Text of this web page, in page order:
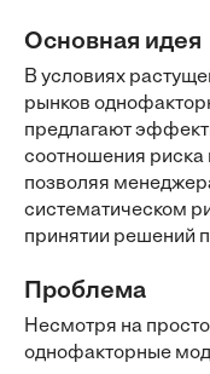
Основная идея
В условиях
рынков
предлагают
соотношения риска
позволяя
систематическом
принятии решений
Проблема
Несмотря на
однофакторные